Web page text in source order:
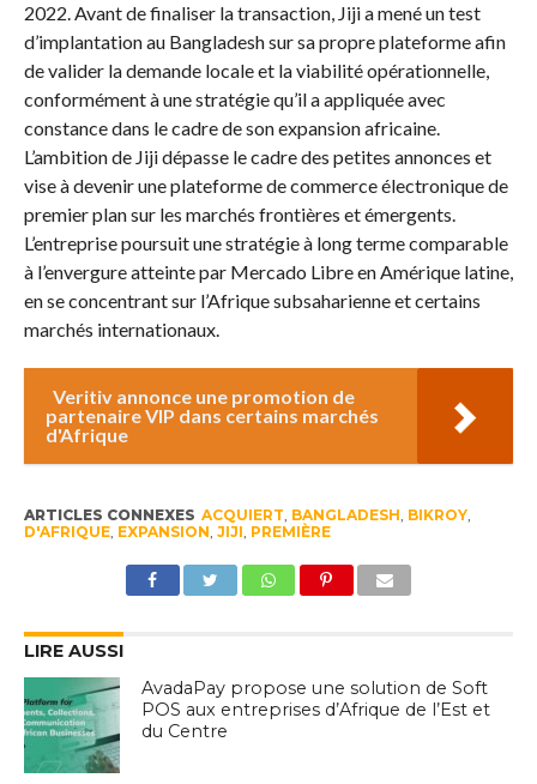
2022. Avant de finaliser la transaction, Jiji a mené un test
d’implantation au Bangladesh sur sa propre plateforme afin
de valider la demande locale et la viabilité opérationnelle,
conformément à une stratégie qu’il a appliquée avec
constance dans le cadre de son expansion africaine.
L’ambition de Jiji dépasse le cadre des petites annonces et
vise à devenir une plateforme de commerce électronique de
premier plan sur les marchés frontières et émergents.
L’entreprise poursuit une stratégie à long terme comparable
à l’envergure atteinte par Mercado Libre en Amérique latine,
en se concentrant sur l’Afrique subsaharienne et certains
marchés internationaux.
Veritiv annonce une promotion de
partenaire VIP dans certains marchés
d'Afrique
ARTICLES CONNEXES ACQUIERT, BANGLADESH, BIKROY,
D'AFRIQUE, EXPANSION, JIJI, PREMIÈRE
LIRE AUSSI
AvadaPay propose une solution de Soft
POS aux entreprises d’Afrique de l’Est et
du Centre